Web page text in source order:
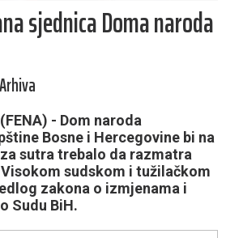
sjednica Doma naroda
- Dom naroda
Bosne i Hercegovine bi na
sutra trebalo da razmatra
sudskom i tužilačkom
zakona o izmjenama i
Sudu BiH.